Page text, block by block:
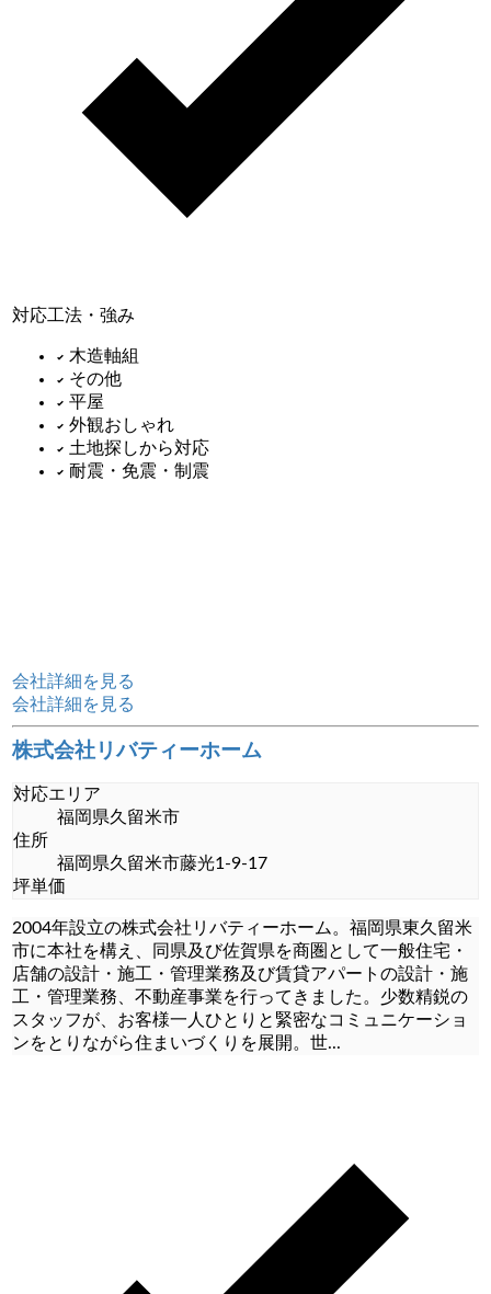
対応工法・強み
木造軸組
その他
平屋
外観おしゃれ
土地探しから対応
耐震・免震・制震
会社詳細を見る
会社詳細を見る
株式会社リバティーホーム
対応エリア
福岡県久留米市
住所
福岡県久留米市藤光1-9-17
坪単価
2004年設立の株式会社リバティーホーム。福岡県東久留米
市に本社を構え、同県及び佐賀県を商圏として一般住宅・
店舗の設計・施工・管理業務及び賃貸アパートの設計・施
工・管理業務、不動産事業を行ってきました。少数精鋭の
スタッフが、お客様一人ひとりと緊密なコミュニケーショ
ンをとりながら住まいづくりを展開。世...